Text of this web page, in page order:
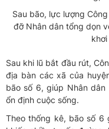
Sau bão, lực lượng
đỡ Nhân dân tổng dọn
Sau khi lũ bắt đầu rút,
địa bàn các xã của
bão số 6, giúp Nhân
ổn định cuộc sống.
Theo thống kê, bão số